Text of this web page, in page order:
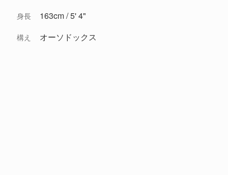
身長 163cm / 5' 4"
構え オーソドックス